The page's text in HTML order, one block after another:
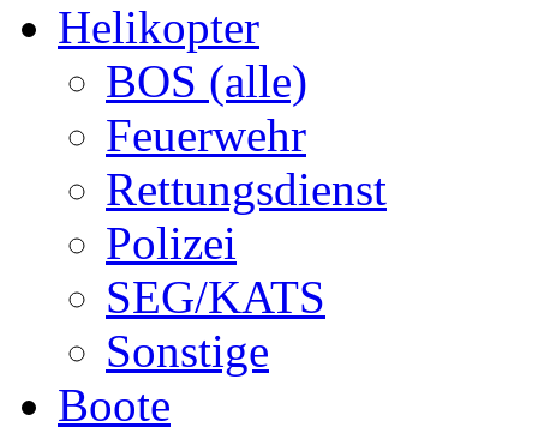
Helikopter
BOS (alle)
Feuerwehr
Rettungsdienst
Polizei
SEG/KATS
Sonstige
Boote